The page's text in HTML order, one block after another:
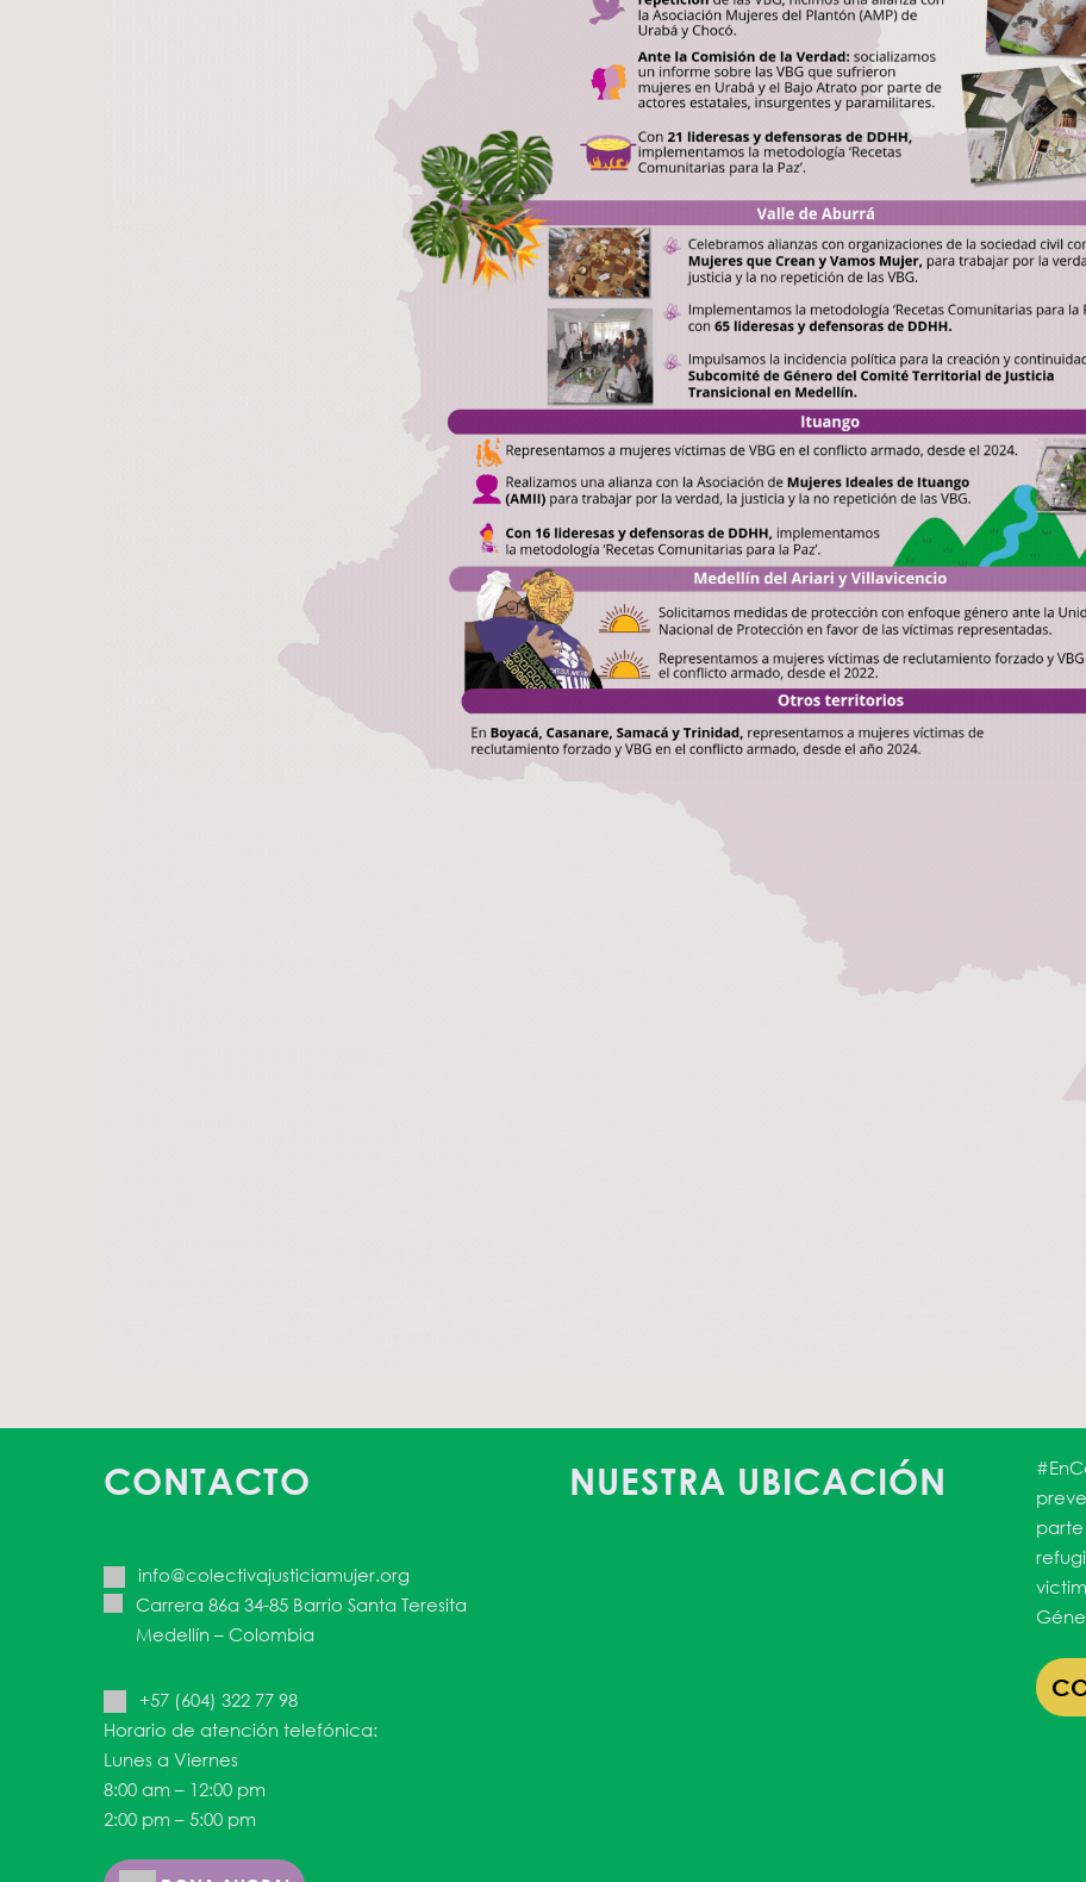
CONTACTO
info@colectivajusticiamujer.org
Carrera 86a 34-85 Barrio Santa Teresita
Medellín – Colombia
+57 (604) 322 77 98
Horario de atención telefónica:
Lunes a Viernes
8:00 am – 12:00 pm
2:00 pm – 5:00 pm
NUESTRA UBICACIÓN